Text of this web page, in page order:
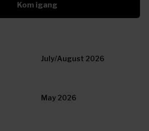
Prøv en måned gratis
Kom igang
July/August 2026
May 2026